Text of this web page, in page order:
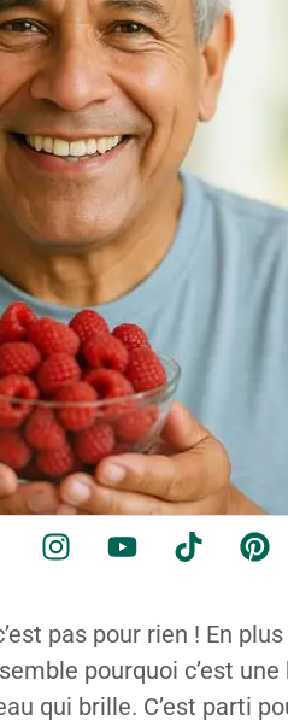
pas pour rien ! En plus
pourquoi c’est une
qui brille. C’est parti